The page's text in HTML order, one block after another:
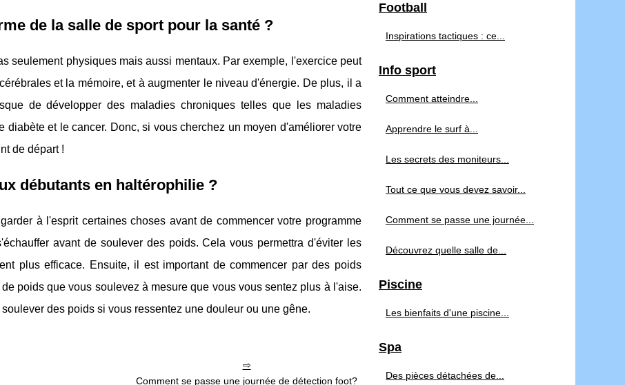
de la salle de sport pour la santé ?
seulement physiques mais aussi mentaux. Par exemple, l'exercice peut
et la mémoire, et à augmenter le niveau d'énergie. De plus, il a
de développer des maladies chroniques telles que les maladies
et le cancer. Donc, si vous cherchez un moyen d'améliorer votre
de départ !
débutants en haltérophilie ?
à l'esprit certaines choses avant de commencer votre programme
avant de soulever des poids. Cela vous permettra d'éviter les
plus efficace. Ensuite, il est important de commencer par des poids
poids que vous soulevez à mesure que vous vous sentez plus à l'aise.
des poids si vous ressentez une douleur ou une gêne.
Comment se passe une journée de détection foot?
Football
Inspirations tactiques : ce...
Info sport
Comment atteindre...
Apprendre le surf à...
Les secrets des moniteurs...
Tout ce que vous devez savoir...
Comment se passe une journée...
Découvrez quelle salle de...
Piscine
Les bienfaits d'une piscine...
Spa
Des pièces détachées de...